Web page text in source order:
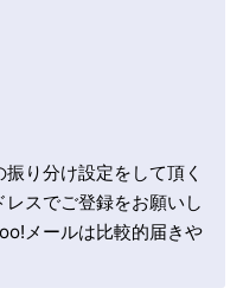
り分け設定をして頂く
スでご登録をお願いし
メールは比較的届きや